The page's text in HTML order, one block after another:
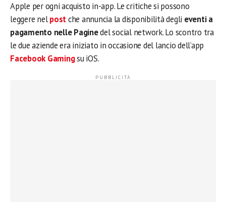
Apple per ogni acquisto in-app. Le critiche si possono
leggere nelpostche annuncia la disponibilità degli eventi a
pagamento nelle Paginedel social network. Lo scontro tra
le due aziende era iniziato in occasione del lancio dell’app
Facebook Gamingsu iOS.